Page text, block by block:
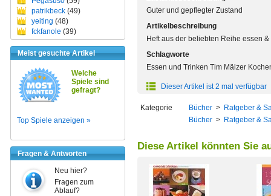
patrikbeck (49)
yeiting (48)
fckfanole (39)
Meist gesuchte Artikel
Welche
Spiele sind
gefragt?
Top Spiele anzeigen »
Fragen & Antworten
Neu hier?
Fragen zum
Ablauf?
Guter und gepflegter Zustand
Artikelbeschreibung
Heft aus der beliebten Reihe essen
Schlagworte
Essen und Trinken Tim Mälzer
Dieser Artikel ist 2 mal verfügbar
Kategorie Bücher > Ratgeber &
Bücher > Ratgeber &
Diese Artikel könnten Sie